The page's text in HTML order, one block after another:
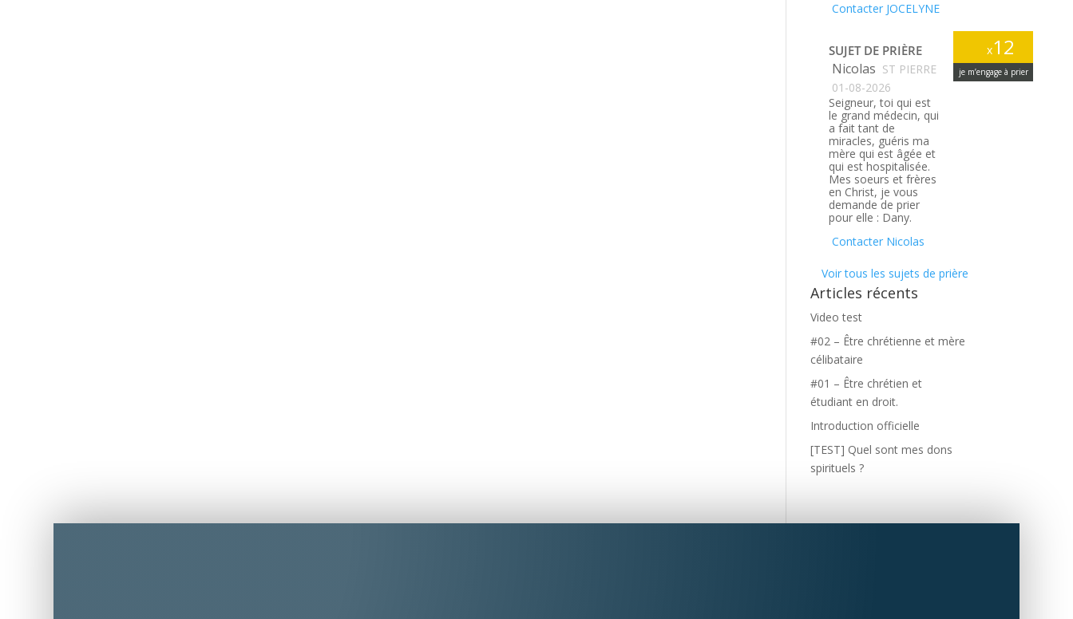
Contacter JOCELYNE
x12
je m’engage à prier
SUJET DE PRIÈRE
Nicolas ST PIERRE
01-08-2026
Seigneur, toi qui est
le grand médecin, qui
a fait tant de
miracles, guéris ma
mère qui est âgée et
qui est hospitalisée.
Mes soeurs et frères
en Christ, je vous
demande de prier
pour elle : Dany.
Contacter Nicolas
Voir tous les sujets de prière
Articles récents
Video test
#02 – Être chrétienne et mère
célibataire
#01 – Être chrétien et
étudiant en droit.
Introduction officielle
[TEST] Quel sont mes dons
spirituels ?